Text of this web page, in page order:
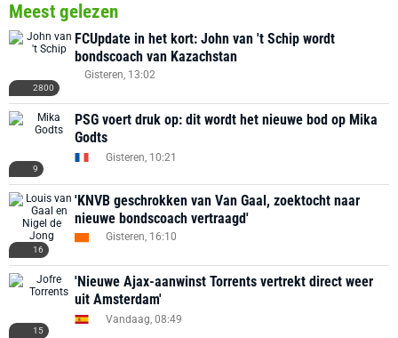
Meest gelezen
2800
FCUpdate in het kort: John van 't Schip wordt
bondscoach van Kazachstan
Gisteren, 13:02
9
PSG voert druk op: dit wordt het nieuwe bod op Mika
Godts
Gisteren, 10:21
16
'KNVB geschrokken van Van Gaal, zoektocht naar
nieuwe bondscoach vertraagd'
Gisteren, 16:10
15
'Nieuwe Ajax-aanwinst Torrents vertrekt direct weer
uit Amsterdam'
Vandaag, 08:49